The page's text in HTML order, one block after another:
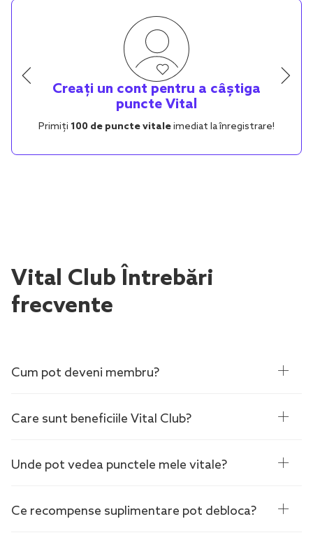
Creați un cont pentru a câștiga
puncte Vital
Primiți 100 de puncte vitaleimediat la înregistrare!
Vital Club Întrebări
frecvente
Cum pot deveni membru?
Care sunt beneficiile Vital Club?
Unde pot vedea punctele mele vitale?
Ce recompense suplimentare pot debloca?